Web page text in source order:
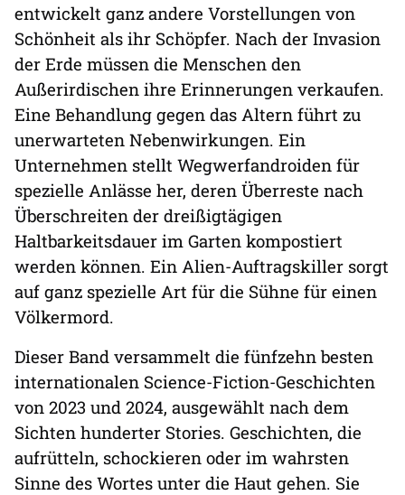
entwickelt ganz andere Vorstellungen von
Schönheit als ihr Schöpfer. Nach der Invasion
der Erde müssen die Menschen den
Außerirdischen ihre Erinnerungen verkaufen.
Eine Behandlung gegen das Altern führt zu
unerwarteten Nebenwirkungen. Ein
Unternehmen stellt Wegwerfandroiden für
spezielle Anlässe her, deren Überreste nach
Überschreiten der dreißigtägigen
Haltbarkeitsdauer im Garten kompostiert
werden können. Ein Alien-Auftragskiller sorgt
auf ganz spezielle Art für die Sühne für einen
Völkermord.
Dieser Band versammelt die fünfzehn besten
internationalen Science-Fiction-Geschichten
von 2023 und 2024, ausgewählt nach dem
Sichten hunderter Stories. Geschichten, die
aufrütteln, schockieren oder im wahrsten
Sinne des Wortes unter die Haut gehen. Sie